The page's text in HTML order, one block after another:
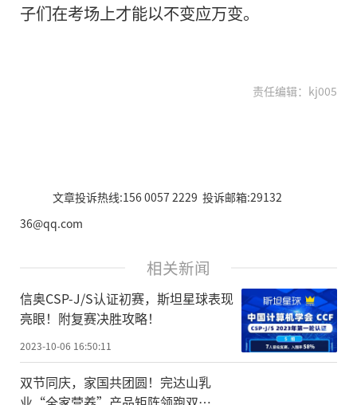
子们在考场上才能以不变应万变。
责任编辑：kj005
文章投诉热线:156 0057 2229 投诉邮箱:29132
36@qq.com
相关新闻
信奥CSP-J/S认证初赛，斯坦星球表现
亮眼！附复赛决胜攻略！
2023-10-06 16:50:11
双节同庆，家国共团圆！完达山乳